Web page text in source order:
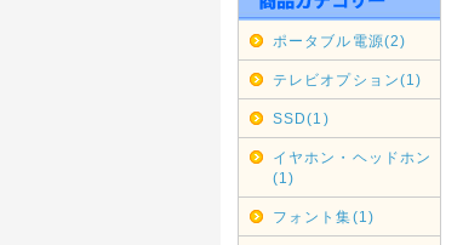
ポータブル電源(2)
テレビオプション(1)
SSD(1)
イヤホン・ヘッドホン
(1)
フォント集(1)